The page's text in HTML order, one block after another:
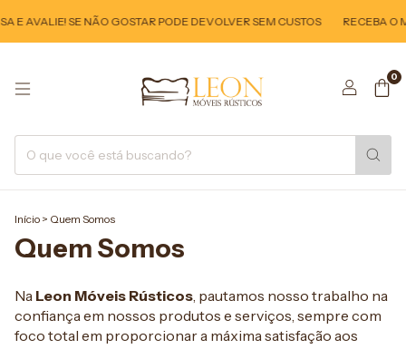
E AVALIE! SE NÃO GOSTAR PODE DEVOLVER SEM CUSTOS RECEBA O
0
Início > Quem Somos
Quem Somos
Na Leon Móveis Rústicos, pautamos nosso trabalho na
confiança em nossos produtos e serviços, sempre com
foco total em proporcionar a máxima satisfação aos